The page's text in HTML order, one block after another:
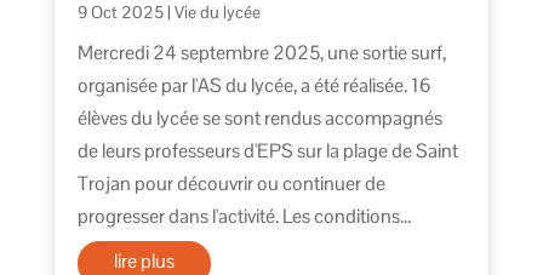
9 Oct 2025| Vie du lycée
Mercredi 24 septembre 2025, une sortie surf,
organisée par l'AS du lycée, a été réalisée. 16
élèves du lycée se sont rendus accompagnés
de leurs professeurs d'EPS sur la plage de Saint
Trojan pour découvrir ou continuer de
progresser dans l'activité. Les conditions...
lire plus